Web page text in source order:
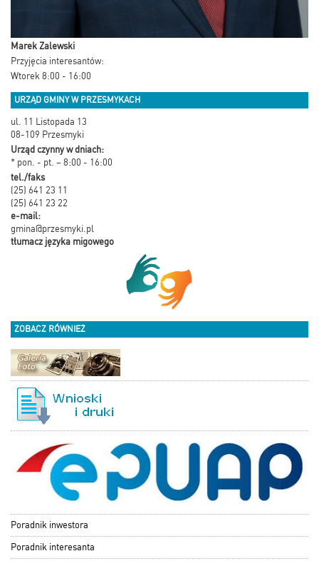
Marek Zalewski
Przyjęcia interesantów:
Wtorek 8:00 - 16:00
URZĄD GMINY W PRZESMYKACH
ul. 11 Listopada 13
08-109 Przesmyki
Urząd czynny w dniach:
* pon. - pt. – 8:00 - 16:00
tel./faks
(25) 641 23 11
(25) 641 23 22
e-mail:
gmina@przesmyki.pl
tłumacz języka migowego
ZOBACZ RÓWNIEŻ
Poradnik inwestora
Poradnik interesanta